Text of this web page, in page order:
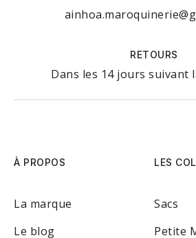
RETOURS
Dans les 14 jours suivant
À PROPOS
La marque
Le blog
LES
Sacs
Petite